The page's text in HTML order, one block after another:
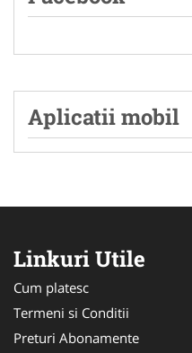
Aplicatii mobil
Linkuri Utile
Cum platesc
Termeni si Conditii
Preturi Abonamente